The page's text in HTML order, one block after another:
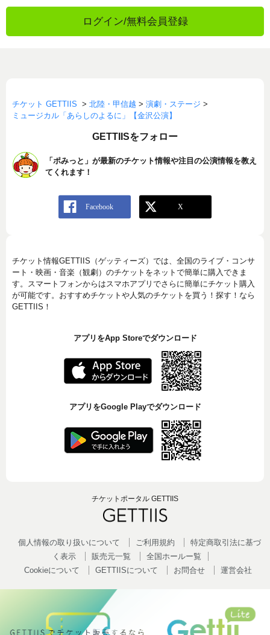
ログイン/無料会員登録
チケット GETTIIS > 北陸・甲信越 > 演劇・ステージ >
ミュージカル「あらしのよるに」【金沢公演】
GETTIISをフォロー
「ポみっと」が最新のチケット情報や注目の公演情報を教え
てくれます！
チケット情報GETTIIS（ゲッティーズ）では、全国のライブ・コンサ
ート・映画・音楽（観劇）のチケットをネットで簡単に購入できま
す。スマートフォンからはスマホアプリでさらに簡単にチケット購入
が可能です。おすすめチケットや人気のチケットを買う！探す！なら
GETTIIS！
アプリをApp Storeでダウンロード
アプリをGoogle Playでダウンロード
チケットポータル GETTIIS
個人情報の取り扱いについて ご利用規約
特定商取引法に基づ
く表示
販売元一覧
全国ホールー覧
Cookieについて
GETTIISについて お問合せ 運営会社